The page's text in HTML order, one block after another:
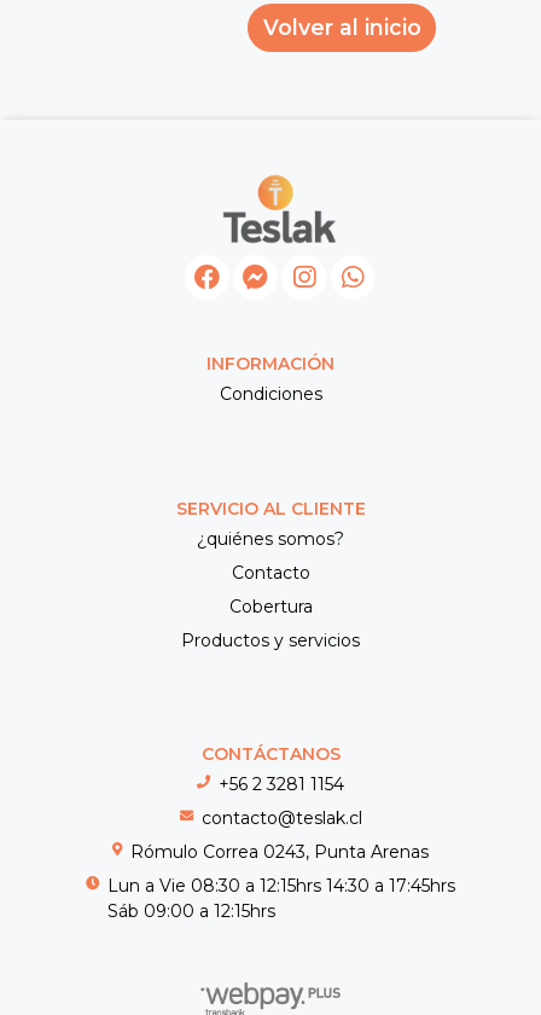
Volver al inicio
INFORMACIÓN
Condiciones
SERVICIO AL CLIENTE
¿quiénes somos?
Contacto
Cobertura
Productos y servicios
CONTÁCTANOS
+56 2 3281 1154
contacto@teslak.cl
Rómulo Correa 0243, Punta Arenas
Lun a Vie 08:30 a 12:15hrs 14:30 a 17:45hrs
Sáb 09:00 a 12:15hrs